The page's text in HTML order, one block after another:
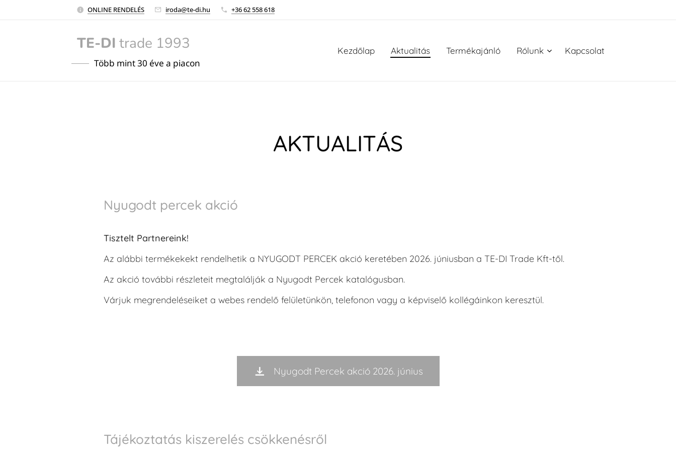
ONLINE RENDELÉS iroda@te-di.hu +36 62 558 618
TE-DI trade 1993
Több mint 30 éve a piacon
Kezdőlap Aktualitás Termékajánló Rólunk Kapcsolat
AKTUALITÁS
Nyugodt percek akció
Tisztelt Partnereink!
Az alábbi termékekekt rendelhetik a NYUGODT PERCEK akció keretében 2026. júniusban a TE-DI Trade Kft-től.
Az akció további részleteit megtalálják a Nyugodt Percek katalógusban.
Várjuk megrendeléseiket a webes rendelő felületünkön, telefonon vagy a képviselő kollégáinkon keresztül.
Nyugodt Percek akció 2026. június
Tájékoztatás kiszerelés csökkenésről